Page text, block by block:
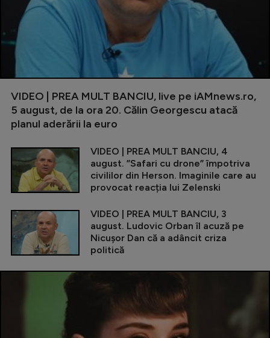
VIDEO | PREA MULT BANCIU, live pe iAMnews.ro,
5 august, de la ora 20. Călin Georgescu atacă
planul aderării la euro
VIDEO | PREA MULT BANCIU, 4
august. ”Safari cu drone” împotriva
civililor din Herson. Imaginile care au
provocat reacția lui Zelenski
VIDEO | PREA MULT BANCIU, 3
august. Ludovic Orban îl acuză pe
Nicușor Dan că a adâncit criza
politică